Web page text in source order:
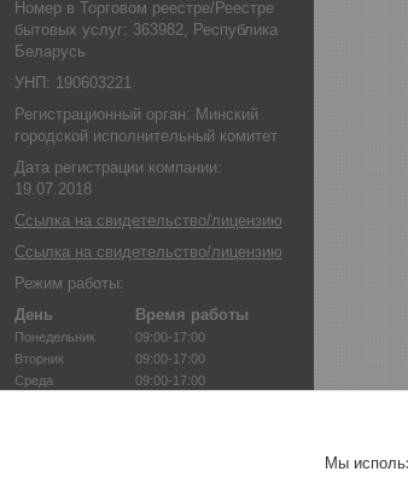
Номер в Торговом реестре/Реестре
бытовых услуг: 363982, Республика
Беларусь
УНП: 190603221
Регистрационный орган: Минский
городской исполнительный комитет
Дата регистрации компании:
19.07.2018
Ссылка на свидетельство/лицензию
Ссылка на свидетельство/лицензию
Режим работы:
День
Время работы
Понедельник
09:00-17:00
Вторник
09:00-17:00
Среда
09:00-17:00
Мы